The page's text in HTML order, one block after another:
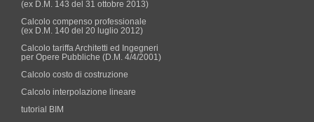
(ex D.M. 143 del 31 ottobre 2013)
Calcolo compenso professionale
(ex D.M. 140 del 20 luglio 2012)
Calcolo tariffa Architetti ed Ingegneri
per Opere Pubbliche (D.M. 4/4/2001)
Calcolo costo di costruzione
Calcolo interpolazione lineare
tutorial BIM